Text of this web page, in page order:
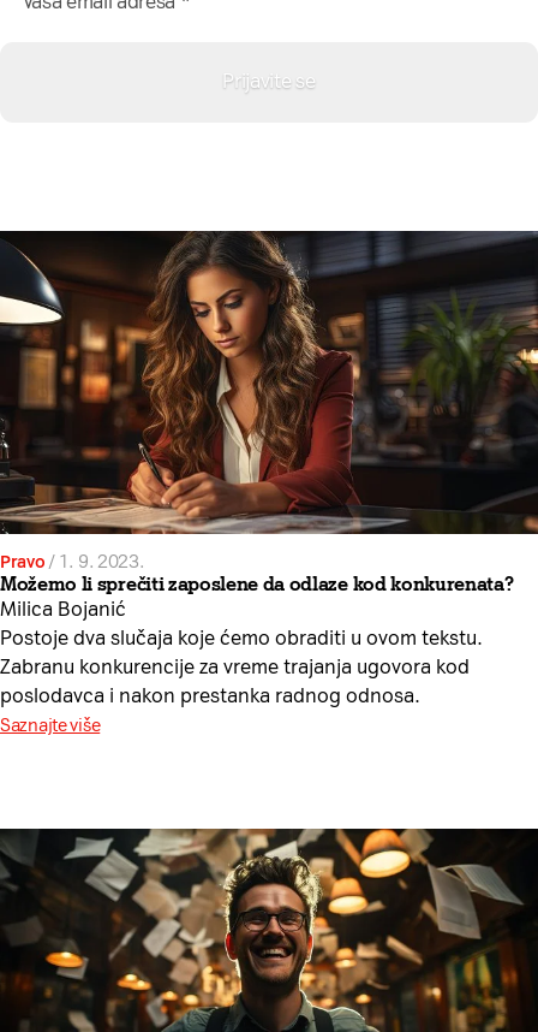
Pravo / 1. 9. 2023.
Možemo li sprečiti zaposlene da odlaze kod konkurenata?
Milica Bojanić
Postoje dva slučaja koje ćemo obraditi u ovom tekstu.
Zabranu konkurencije za vreme trajanja ugovora kod
poslodavca i nakon prestanka radnog odnosa.
Saznajte više